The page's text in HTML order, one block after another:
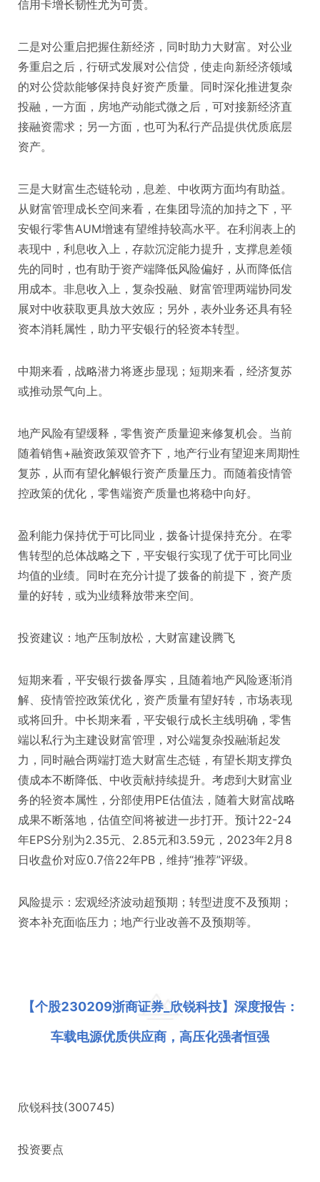
信用卡增长韧性尤为可贵。
二是对公重启把握住新经济，同时助力大财富。对公业
务重启之后，行研式发展对公信贷，使走向新经济领域
的对公贷款能够保持良好资产质量。同时深化推进复杂
投融，一方面，房地产动能式微之后，可对接新经济直
接融资需求；另一方面，也可为私行产品提供优质底层
资产。
三是大财富生态链轮动，息差、中收两方面均有助益。
从财富管理成长空间来看，在集团导流的加持之下，平
安银行零售AUM增速有望维持较高水平。在利润表上的
表现中，利息收入上，存款沉淀能力提升，支撑息差领
先的同时，也有助于资产端降低风险偏好，从而降低信
用成本。非息收入上，复杂投融、财富管理两端协同发
展对中收获取更具放大效应；另外，表外业务还具有轻
资本消耗属性，助力平安银行的轻资本转型。
中期来看，战略潜力将逐步显现；短期来看，经济复苏
或推动景气向上。
地产风险有望缓释，零售资产质量迎来修复机会。当前
随着销售+融资政策双管齐下，地产行业有望迎来周期性
复苏，从而有望化解银行资产质量压力。而随着疫情管
控政策的优化，零售端资产质量也将稳中向好。
盈利能力保持优于可比同业，拨备计提保持充分。在零
售转型的总体战略之下，平安银行实现了优于可比同业
均值的业绩。同时在充分计提了拨备的前提下，资产质
量的好转，或为业绩释放带来空间。
投资建议：地产压制放松，大财富建设腾飞
短期来看，平安银行拨备厚实，且随着地产风险逐渐消
解、疫情管控政策优化，资产质量有望好转，市场表现
或将回升。中长期来看，平安银行成长主线明确，零售
端以私行为主建设财富管理，对公端复杂投融渐起发
力，同时融合两端打造大财富生态链，有望长期支撑负
债成本不断降低、中收贡献持续提升。考虑到大财富业
务的轻资本属性，分部使用PE估值法，随着大财富战略
成果不断落地，估值空间将被进一步打开。预计22-24
年EPS分别为2.35元、2.85元和3.59元，2023年2月8
日收盘价对应0.7倍22年PB，维持“推荐”评级。
风险提示：宏观经济波动超预期；转型进度不及预期；
资本补充面临压力；地产行业改善不及预期等。
【个股230209浙商证券_欣锐科技】深度报告：
车载电源优质供应商，高压化强者恒强
欣锐科技(300745)
投资要点